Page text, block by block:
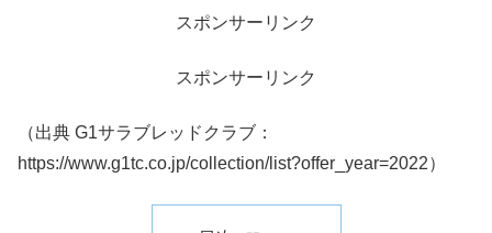
スポンサーリンク
スポンサーリンク
（出典 G1サラブレッドクラブ：
https://www.g1tc.co.jp/collection/list?offer_year=2022）